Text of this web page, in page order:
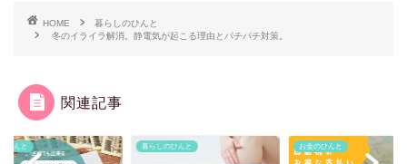
HOME
暮らしのひんと
冬のイライラ解消。静電気が起こる理由とパチパチ対策。
関連記事
ひんと 暮らしのひんと お金のひんと